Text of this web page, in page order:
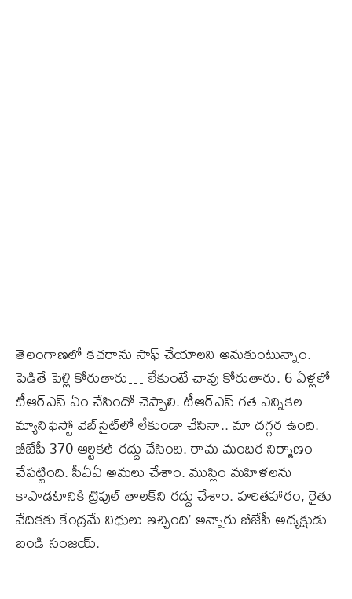
తెలంగాణలో కచరాను సాఫ్ చేయాలని అనుకుంటున్నాం.
పెడితే పెళ్లి కోరుతారు… లేకుంటే చావు కోరుతారు. 6 ఏళ్లలో
టీఆర్ఎస్ ఏం చేసిందో చెప్పాలి. టీఆర్ఎస్ గత ఎన్నికల
మ్యానిఫెస్టో వెబ్‌సైట్‌లో లేకుండా చేసినా.. మా దగ్గర ఉంది.
బీజేపీ 370 ఆర్టికల్ రద్దు చేసింది. రామ మందిర నిర్మాణం
చేపట్టింది. సీఏఏ అమలు చేశాం. ముస్లిం మహిళలను
కాపాడటానికి ట్రిపుల్ తాలక్‌ని రద్దు చేశాం. హరితహారం, రైతు
వేదికకు కేంద్రమే నిధులు ఇచ్చింది’ అన్నారు బీజేపీ అధ్యక్షుడు
బండి సంజయ్.